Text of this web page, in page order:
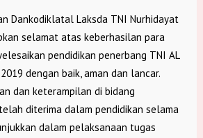
Dankodiklatal Laksda TNI Nurhidayat
selamat atas keberhasilan para
pendidikan penerbang TNI AL
dengan baik, aman dan lancar.
dan keterampilan di bidang
diterima dalam pendidikan selama
dalam pelaksanaan tugas